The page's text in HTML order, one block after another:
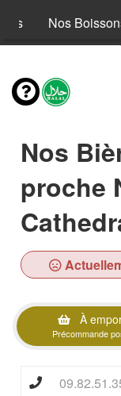
Nos
Nos
proche
À
Précommande